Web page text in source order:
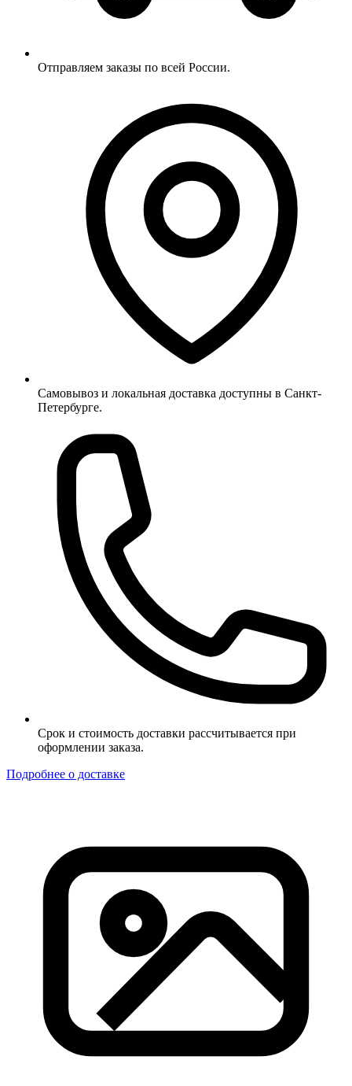
Отправляем заказы по всей России.
Самовывоз и локальная доставка доступны в Санкт-
Петербурге.
Срок и стоимость доставки рассчитывается при
оформлении заказа.
Подробнее о доставке